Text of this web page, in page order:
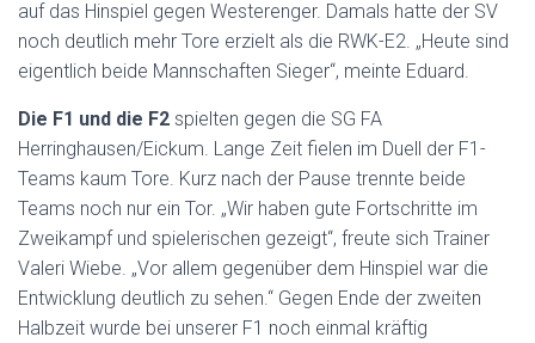
auf das Hinspiel gegen Westerenger. Damals hatte der SV
noch deutlich mehr Tore erzielt als die RWK-E2. „Heute sind
eigentlich beide Mannschaften Sieger“, meinte Eduard.
Die F1 und die F2 spielten gegen die SG FA
Herringhausen/Eickum. Lange Zeit fielen im Duell der F1-
Teams kaum Tore. Kurz nach der Pause trennte beide
Teams noch nur ein Tor. „Wir haben gute Fortschritte im
Zweikampf und spielerischen gezeigt“, freute sich Trainer
Valeri Wiebe. „Vor allem gegenüber dem Hinspiel war die
Entwicklung deutlich zu sehen.“ Gegen Ende der zweiten
Halbzeit wurde bei unserer F1 noch einmal kräftig